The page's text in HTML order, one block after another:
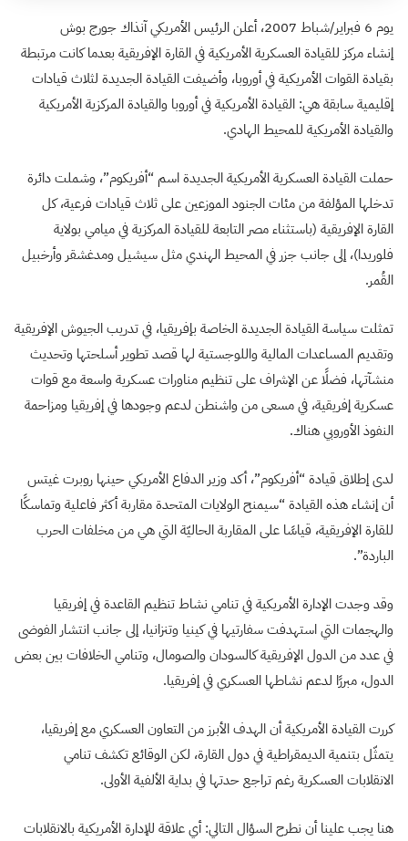
يوم 6 فبراير/شباط 2007، أعلن الرئيس الأمريكي آنذاك جورج بوش
إنشاء مركز للقيادة العسكرية الأمريكية في القارة الإفريقية بعدما كانت مرتبطة
بقيادة القوات الأمريكية في أوروبا، وأضيفت القيادة الجديدة لثلاث قيادات
إقليمية سابقة هي: القيادة الأمريكية في أوروبا والقيادة المركزية الأمريكية
والقيادة الأمريكية للمحيط الهادي.
حملت القيادة العسكرية الأمريكية الجديدة اسم “أفريكوم”، وشملت دائرة
تدخلها المؤلفة من مئات الجنود الموزعين على ثلاث قيادات فرعية، كل
القارة الإفريقية (باستثناء مصر التابعة للقيادة المركزية في ميامي بولاية
فلوريدا)، إلى جانب جزر في المحيط الهندي مثل سيشيل ومدغشقر وأرخبيل
القُمر.
تمثلت سياسة القيادة الجديدة الخاصة بإفريقيا، في تدريب الجيوش الإفريقية
وتقديم المساعدات المالية واللوجستية لها قصد تطوير أسلحتها وتحديث
منشآتها، فضلًا عن الإشراف على تنظيم مناورات عسكرية واسعة مع قوات
عسكرية إفريقية، في مسعى من واشنطن لدعم وجودها في إفريقيا ومزاحمة
النفوذ الأوروبي هناك.
لدى إطلاق قيادة “أفريكوم”، أكد وزير الدفاع الأمريكي حينها روبرت غيتس
أن إنشاء هذه القيادة “سيمنح الولايات المتحدة مقاربة أكثر فاعلية وتماسكًا
للقارة الإفريقية، قياسًا على المقاربة الحاليّة التي هي من مخلفات الحرب
الباردة”.
وقد وجدت الإدارة الأمريكية في تنامي نشاط تنظيم القاعدة في إفريقيا
والهجمات التي استهدفت سفارتيها في كينيا وتنزانيا، إلى جانب انتشار الفوضى
في عدد من الدول الإفريقية كالسودان والصومال، وتنامي الخلافات بين بعض
الدول، مبررًا لدعم نشاطها العسكري في إفريقيا.
كررت القيادة الأمريكية أن الهدف الأبرز من التعاون العسكري مع إفريقيا،
يتمثّل بتنمية الديمقراطية في دول القارة، لكن الوقائع تكشف تنامي
الانقلابات العسكرية رغم تراجع حدتها في بداية الألفية الأولى.
هنا يجب علينا أن نطرح السؤال التالي: أي علاقة للإدارة الأمريكية بالانقلابات